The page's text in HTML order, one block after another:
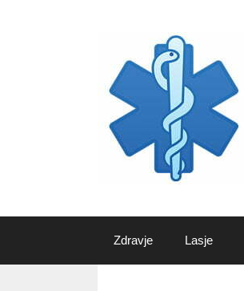
Zdravje Lasje